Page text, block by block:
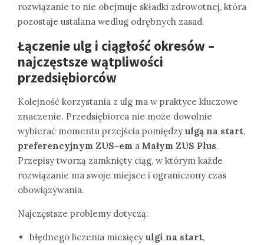
rozwiązanie to nie obejmuje składki zdrowotnej, która
pozostaje ustalana według odrębnych zasad.
Łączenie ulg i ciągłość okresów –
najczęstsze wątpliwości
przedsiębiorców
Kolejność korzystania z ulg ma w praktyce kluczowe
znaczenie. Przedsiębiorca nie może dowolnie
wybierać momentu przejścia pomiędzy ulgą na start,
preferencyjnym ZUS-em a Małym ZUS Plus.
Przepisy tworzą zamknięty ciąg, w którym każde
rozwiązanie ma swoje miejsce i ograniczony czas
obowiązywania.
Najczęstsze problemy dotyczą:
błędnego liczenia miesięcy ulgi na start,